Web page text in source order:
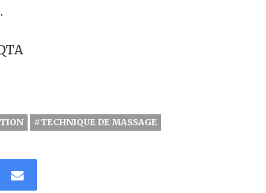
#TECHNIQUE DE MASSAGE